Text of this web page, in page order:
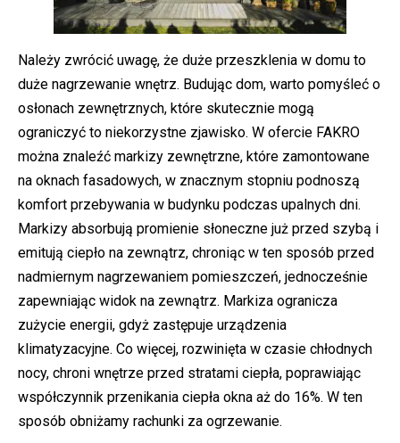
Należy zwrócić uwagę, że duże przeszklenia w domu to
duże nagrzewanie wnętrz. Budując dom, warto pomyśleć o
osłonach zewnętrznych, które skutecznie mogą
ograniczyć to niekorzystne zjawisko. W ofercie FAKRO
można znaleźć markizy zewnętrzne, które zamontowane
na oknach fasadowych, w znacznym stopniu podnoszą
komfort przebywania w budynku podczas upalnych dni.
Markizy absorbują promienie słoneczne już przed szybą i
emitują ciepło na zewnątrz, chroniąc w ten sposób przed
nadmiernym nagrzewaniem pomieszczeń, jednocześnie
zapewniając widok na zewnątrz. Markiza ogranicza
zużycie energii, gdyż zastępuje urządzenia
klimatyzacyjne. Co więcej, rozwinięta w czasie chłodnych
nocy, chroni wnętrze przed stratami ciepła, poprawiając
współczynnik przenikania ciepła okna aż do 16%. W ten
sposób obniżamy rachunki za ogrzewanie.